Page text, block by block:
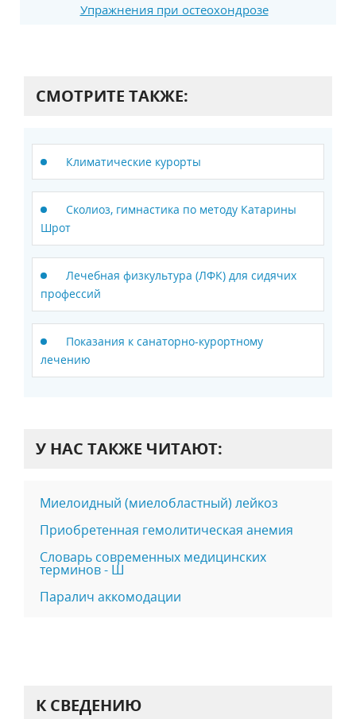
Упражнения при остеохондрозе
СМОТРИТЕ ТАКЖЕ:
Климатические курорты
Сколиоз, гимнастика по методу Катарины
Шрот
Лечебная физкультура (ЛФК) для сидячих
профессий
Показания к санаторно-курортному
лечению
У НАС ТАКЖЕ ЧИТАЮТ:
Миелоидный (миелобластный) лейкоз
Приобретенная гемолитическая анемия
Словарь современных медицинских
терминов - Ш
Паралич аккомодации
К СВЕДЕНИЮ